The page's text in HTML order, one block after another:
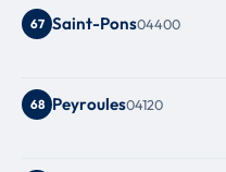
67 Saint-Pons04400
68 Peyroules04120